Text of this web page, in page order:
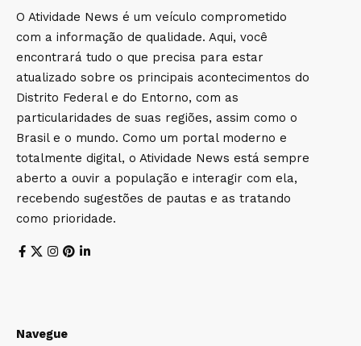
O Atividade News é um veículo comprometido
com a informação de qualidade. Aqui, você
encontrará tudo o que precisa para estar
atualizado sobre os principais acontecimentos do
Distrito Federal e do Entorno, com as
particularidades de suas regiões, assim como o
Brasil e o mundo. Como um portal moderno e
totalmente digital, o Atividade News está sempre
aberto a ouvir a população e interagir com ela,
recebendo sugestões de pautas e as tratando
como prioridade.
Navegue